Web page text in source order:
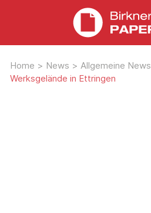
Home > News > Allgemeine News
Werksgelände in Ettringen